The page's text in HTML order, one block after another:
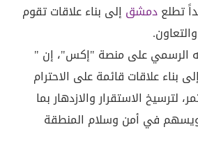
تطلعدمشق إلى بناء علاقات تقوم
الرسمي على منصة "إكس"، إن "
بناء علاقات قائمة على الاحترام
لترسيخ الاستقرار والازدهار بما
في أمن وسلام المنطقة